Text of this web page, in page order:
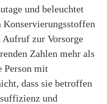
und beleuchtet
Aufruf zur Vorsorge
Zahlen mehr als
Person mit
dass sie betroffen
und